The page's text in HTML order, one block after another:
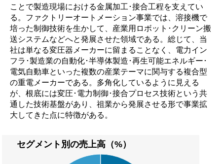
ことで製造現場における金属加工･接合工程を支えてい
る。ファクトリーオートメーション事業では、溶接機で
培った制御技術を生かして、産業用ロボット･クリーン搬
送システムなどへと発展させた領域である。総じて、当
社は単なる変圧器メーカーに留まることなく、電力イン
フラ･製造業の自動化･半導体製造･再生可能エネルギー･
電気自動車といった複数の産業テーマに関与する複合型
の重電メーカーである。多角化しているように見える
が、根底には変圧･電力制御･接合プロセス技術という共
通した技術基盤があり、祖業から発展させる形で事業拡
大してきた点に特徴がある。
セグメント別の売上高（%）